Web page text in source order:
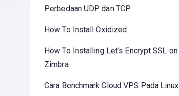
Perbedaan UDP dan TCP
How To Install Oxidized
How To Installing Let’s Encrypt SSL on
Zimbra
Cara Benchmark Cloud VPS Pada Linux